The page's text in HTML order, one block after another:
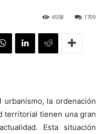
1709
4558
urbanismo, la ordenación
territorial tienen una gran
Esta situación